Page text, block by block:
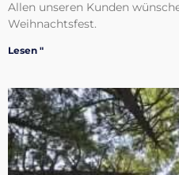
Allen unseren Kunden
Weihnachtsfest.
Lesen "